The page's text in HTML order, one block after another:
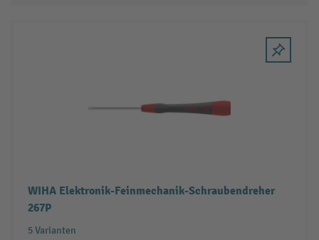
WIHA Elektronik-Feinmechanik-Schraubendreher
267P
5 Varianten